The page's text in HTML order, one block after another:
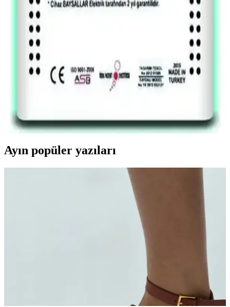
Iskander-K seyir füzesine ait olduğu belirtilen devre kartı, Xilinx
FPGA ve özel mikroişlemcilerle donatılmış, yüksek G kuvvetlerine
dayanıklı çok katmanlı bir elektronik sistemdir. Tasarım ve üretim
detayları askeri teknoloji açısından önem taşır.
Baysallar Mikro İşlemcili Kombi Voltaj Regülatörü
500 VA Güç ve Güvenilirlik Sunar
Baysallar mikro işlemcili kombi voltaj regülatörü, yüksek
elektrik dalgalanmalarından korur. LED göstergelerle kolay takip
imkanı sunar.
Ayın popüler yazıları